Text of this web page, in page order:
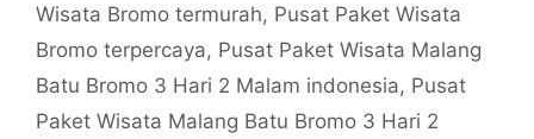
Wisata Bromo termurah, Pusat Paket Wisata
Bromo terpercaya, Pusat Paket Wisata Malang
Batu Bromo 3 Hari 2 Malam indonesia, Pusat
Paket Wisata Malang Batu Bromo 3 Hari 2